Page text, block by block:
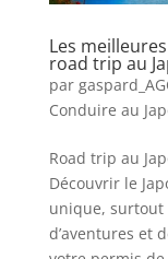
Les
road trip au
par
Conduire au
Road trip au
Découvrir le
unique, surtout
d’aventures et